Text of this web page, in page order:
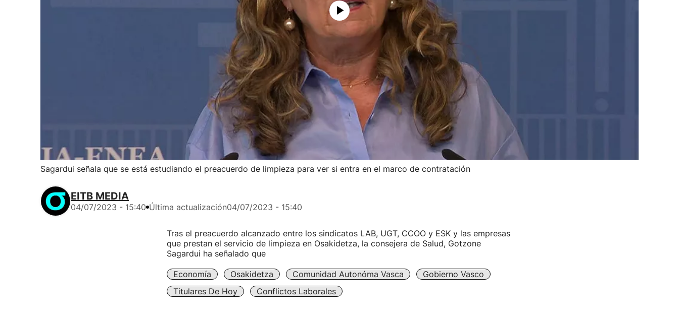
Sagardui señala que se está estudiando el preacuerdo de limpieza para ver si entra en el marco de contratación
EITB MEDIA
04/07/2023 - 15:40 Última actualización04/07/2023 - 15:40
Tras el preacuerdo alcanzado entre los sindicatos LAB, UGT, CCOO y ESK y las empresas
que prestan el servicio de limpieza en Osakidetza, la consejera de Salud, Gotzone
Sagardui ha señalado que
Economía Osakidetza Comunidad Autonóma Vasca
Gobierno Vasco
Titulares De Hoy
Conflictos Laborales